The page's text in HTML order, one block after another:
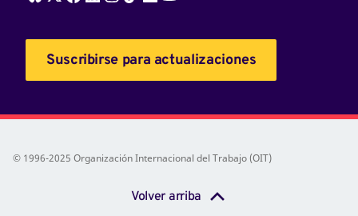
Suscribirse para actualizaciones
© 1996-2025 Organización Internacional del Trabajo (OIT)
Volver arriba